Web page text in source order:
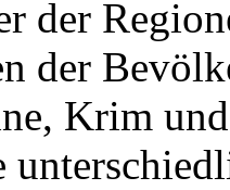
der
der
Krim